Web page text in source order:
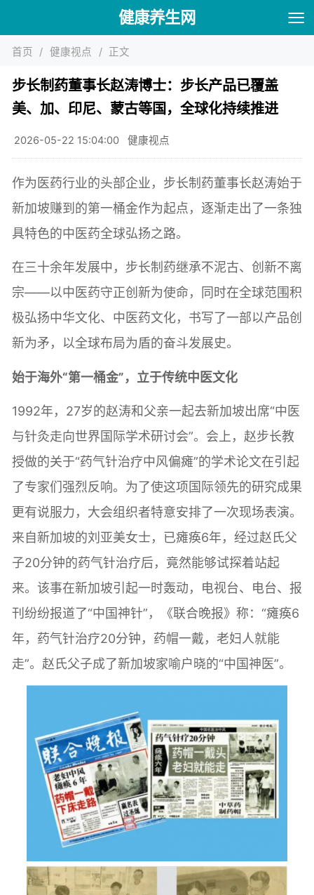
健康养生网
首页 / 健康视点 / 正文
步长制药董事长赵涛博士：步长产品已覆盖
美、加、印尼、蒙古等国，全球化持续推进
2026-05-22 15:04:00 健康视点
作为医药行业的头部企业，步长制药董事长赵涛始于
新加坡赚到的第一桶金作为起点，逐渐走出了一条独
具特色的中医药全球弘扬之路。
在三十余年发展中，步长制药继承不泥古、创新不离
宗——以中医药守正创新为使命，同时在全球范围积
极弘扬中华文化、中医药文化，书写了一部以产品创
新为矛，以全球布局为盾的奋斗发展史。
始于海外“第一桶金”，立于传统中医文化
1992年，27岁的赵涛和父亲一起去新加坡出席“中医
与针灸走向世界国际学术研讨会”。会上，赵步长教
授做的关于“药气针治疗中风偏瘫”的学术论文在引起
了专家们强烈反响。为了使这项国际领先的研究成果
更有说服力，大会组织者特意安排了一次现场表演。
来自新加坡的刘亚美女士，已瘫痪6年，经过赵氏父
子20分钟的药气针治疗后，竟然能够试探着站起
来。该事在新加坡引起一时轰动，电视台、电台、报
刊纷纷报道了“中国神针”，《联合晚报》称：“瘫痪6
年，药气针治疗20分钟，药帽一戴，老妇人就能
走”。赵氏父子成了新加坡家喻户晓的“中国神医”。